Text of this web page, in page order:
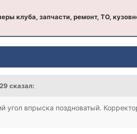
клуба, запчасти, ремонт, ТО,
сказал:
угол впрыска поздноватый.